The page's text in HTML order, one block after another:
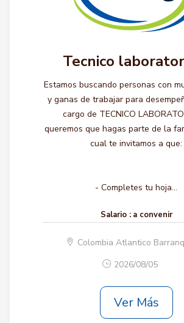
Tecnico
Estamos buscando personas con
y ganas de trabajar para
cargo de TECNICO
queremos que hagas parte de la
cual te invitamos a que:
- Completes tu hoja...
Salario : a convenir
Colombia Atlantico
2026/08/05
Ver Más